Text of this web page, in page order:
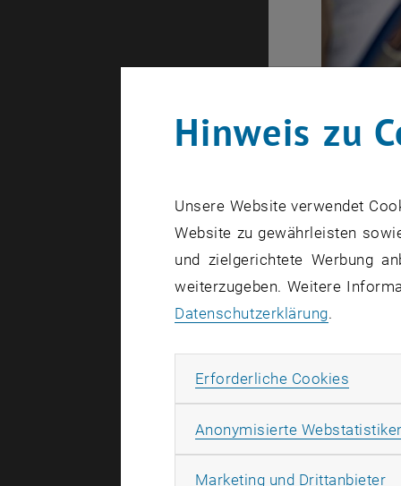
Im Auftrag
2022 nach
Um diese
Hinweis zu
Unsere Website verwendet
Website zu gewährleisten
und zielgerichtete Werbung
weiterzugeben. Weitere
Datenschutzerklärung.
Erforderliche Cookies
Anonymisierte
Marketing und Drittanbieter